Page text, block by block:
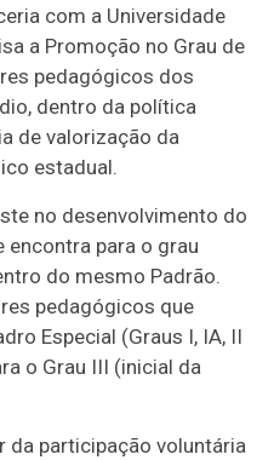
com a Universidade
a Promoção no Grau de
pedagógicos dos
dentro da política
de valorização da
estadual.
no desenvolvimento do
encontra para o grau
do mesmo Padrão.
pedagógicos que
Especial (Graus I, IA, II
o Grau III (inicial da
da participação voluntária